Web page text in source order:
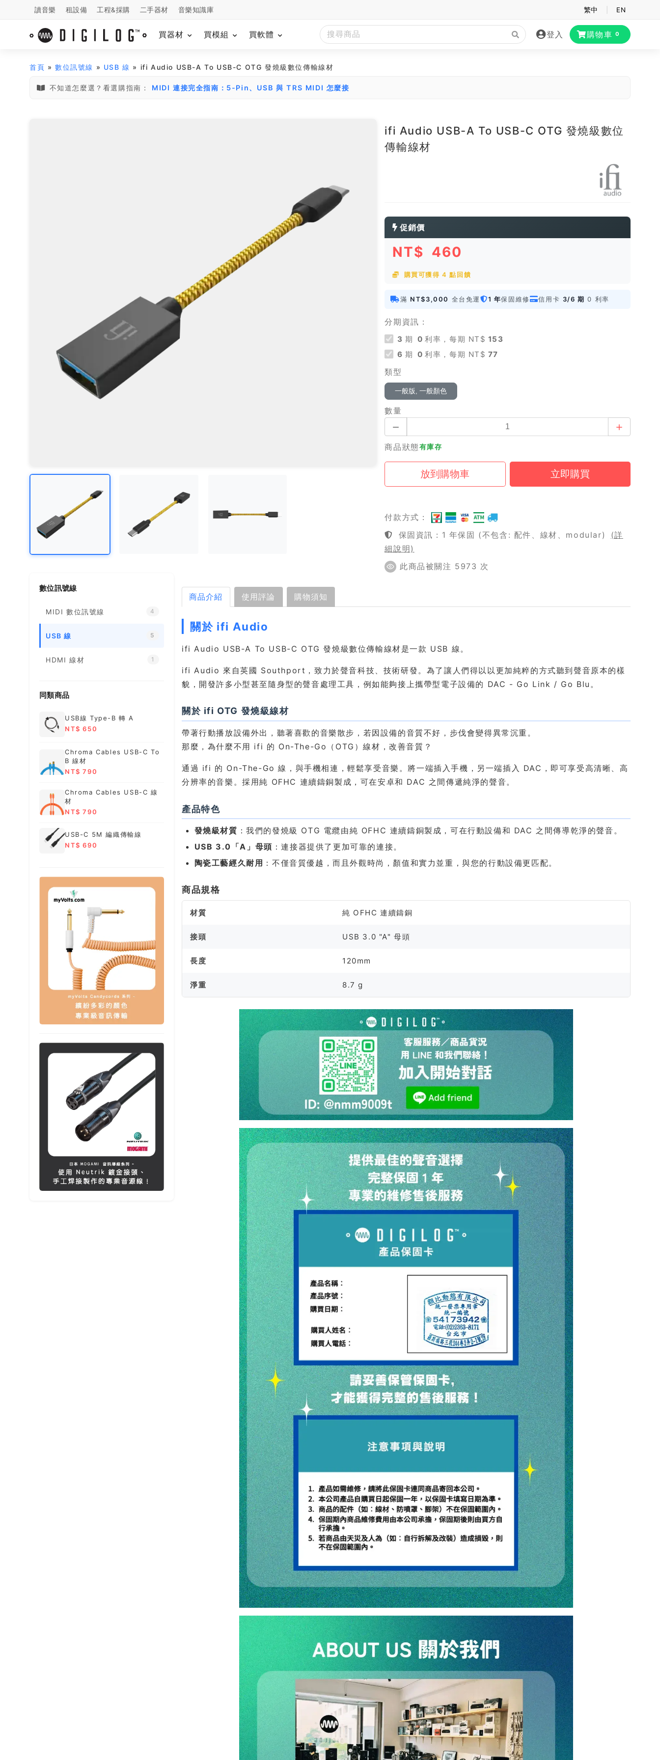
讀音樂 租設備 工程&採購 二手器材 音樂知識庫 繁中 EN
買器材 買模組 買軟體 登入 購物車 0
首頁 »數位訊號線 » USB 線 » ifi Audio USB-A To USB-C OTG 發燒級數位傳輸線材
不知道怎麼選？看選購指南： MIDI 連接完全指南：5-Pin、USB 與 TRS MIDI 怎麼接
ifi Audio USB-A To USB-C OTG 發燒級數位
傳輸線材
促銷價
NT$ 460
購買可獲得 4 點回饋
滿 NT$3,000 全台免運 1 年保固維修 信用卡 3/6 期 0 利率
分期資訊：
3 期 0 利率，每期 NT$ 153
6 期 0 利率，每期 NT$ 77
類型
一般版, 一般顏色
數量
商品狀態有庫存
付款方式：
保固資訊：1 年保固 (不包含: 配件、線材、modular)
(詳
細說明)
此商品被關注 5973 次
數位訊號線
MIDI 數位訊號線 4
USB 線 5
HDMI 線材 1
同類商品
USB線 Type-B 轉 A
NT$ 650
Chroma Cables USB-C To
B 線材
NT$ 790
Chroma Cables USB-C 線
材
NT$ 790
USB-C 5M 編織傳輸線
NT$ 690
商品介紹 使用評論 購物須知
關於 ifi Audio
ifi Audio USB-A To USB-C OTG 發燒級數位傳輸線材是一款 USB 線。
ifi Audio 來自英國 Southport，致力於聲音科技、技術研發。為了讓人們得以以更加純粹的方式聽到聲音原本的樣
貌，開發許多小型甚至隨身型的聲音處理工具，例如能夠接上攜帶型電子設備的 DAC - Go Link / Go Blu。
關於 ifi OTG 發燒級線材
帶著行動播放設備外出，聽著喜歡的音樂散步，若因設備的音質不好，步伐會變得異常沉重。
那麼，為什麼不用 ifi 的 On-The-Go（OTG）線材，改善音質？
通過 ifi 的 On-The-Go 線，與手機相連，輕鬆享受音樂。將一端插入手機，另一端插入 DAC，即可享受高清晰、高
分辨率的音樂。採用純 OFHC 連續鑄銅製成，可在安卓和 DAC 之間傳遞純淨的聲音。
產品特色
發燒級材質 ：我們的發燒級 OTG 電纜由純 OFHC 連續鑄銅製成，可在行動設備和 DAC 之間傳導乾淨的聲音。
USB 3.0「A」母頭 ：連接器提供了更加可靠的連接。
陶瓷工藝經久耐用 ：不僅音質優越，而且外觀時尚，顏值和實力並重，與您的行動設備更匹配。
商品規格
材質 純 OFHC 連續鑄銅
接頭 USB 3.0 "A" 母頭
長度 120mm
淨重 8.7 g